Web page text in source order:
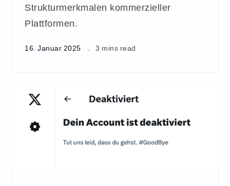
Strukturmerkmalen kommerzieller
Plattformen.
16. Januar 2025 3 mins read